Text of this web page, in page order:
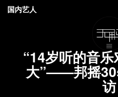
“14岁听的音
大”——邦摇
访
国内艺人